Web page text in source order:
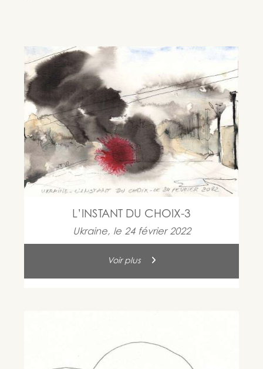
L’INSTANT DU CHOIX-3
Ukraine, le 24 février 2022
Voir plus